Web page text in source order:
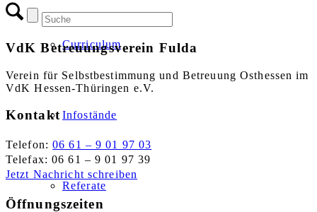
Curriculum
Infostände
Referate
VdK Betreuungsverein Fulda
Verein für Selbstbestimmung und Betreuung Osthessen im
VdK Hessen-Thüringen e.V.
Kontakt
Telefon:06 61 – 9 01 97 03
Telefax: 06 61 – 9 01 97 39
Jetzt Nachricht schreiben
Öffnungszeiten